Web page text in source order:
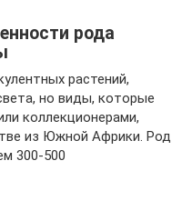
рода
растений,
но виды, которые
коллекционерами,
из Южной Африки. Род
300-500